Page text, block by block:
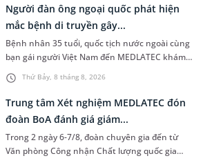
Thứ Bảy, 8 tháng 8, 2026
Người đàn ông ngoại quốc phát hiện
mắc bệnh di truyền gây...
Bệnh nhân 35 tuổi, quốc tịch nước ngoài cùng
bạn gái người Việt Nam đến MEDLATEC khám
sức khỏe tiền hôn nhân. Qua thăm khám và
làm các xét nghiệm chuyên sâu,...
Trung tâm Xét nghiệm MEDLATEC đón
đoàn BoA đánh giá giám...
Trong 2 ngày 6-7/8, đoàn chuyên gia đến từ
Văn phòng Công nhận Chất lượng quốc gia